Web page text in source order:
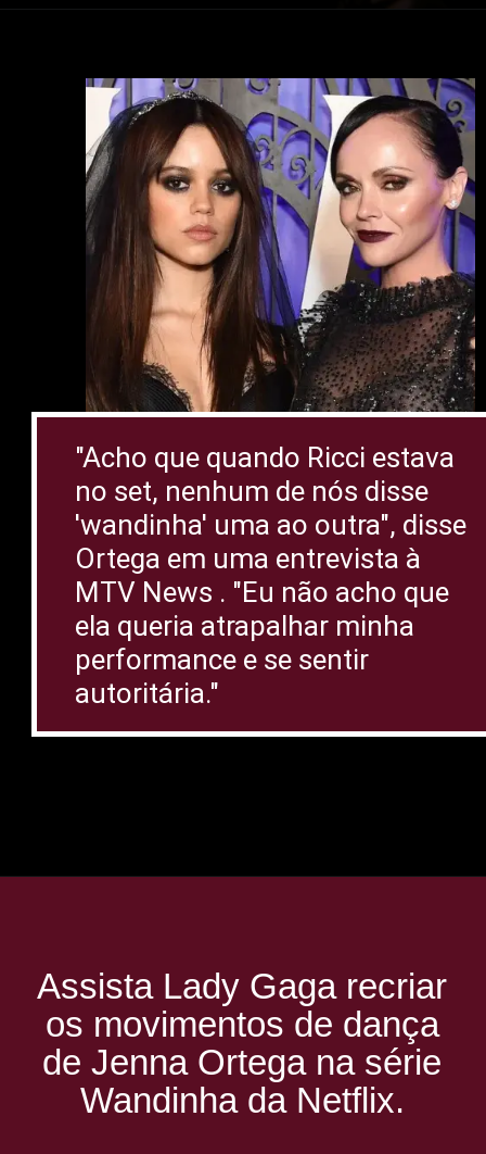
"Acho que quando Ricci estava
no set, nenhum de nós disse
'wandinha' uma ao outra", disse
Ortega em uma entrevista à
MTV News . "Eu não acho que
ela queria atrapalhar minha
performance e se sentir
autoritária."
Assista Lady Gaga recriar
os movimentos de dança
de Jenna Ortega na série
Wandinha da Netflix.